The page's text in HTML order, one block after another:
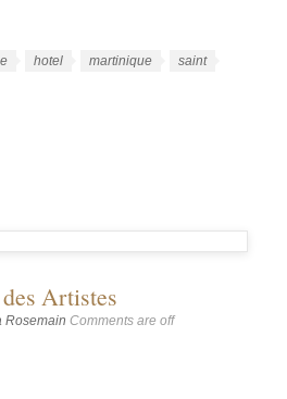
hotel martinique
saint
Artistes
Rosemain Comments are off